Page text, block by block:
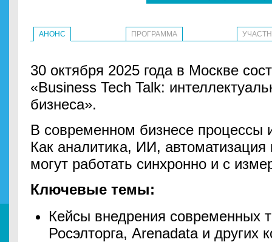
АНОНС ПРОГРАММА
30 октября 2025 года в Москве
«Business Tech Talk:
бизнеса».
В современном бизнесе
Как аналитика, ИИ,
могут работать синхронно и с
Ключевые темы:
Кейсы внедрения современных
Росэлторга, Arenadata и других